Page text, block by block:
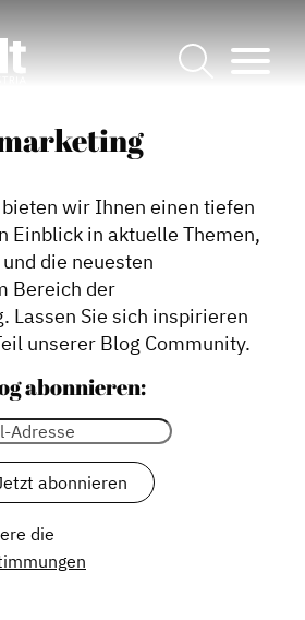
wir Ihnen einen tiefen
Einblick in aktuelle Themen,
die neuesten
Bereich der
Lassen Sie sich inspirieren
unserer Blog Community.
abonnieren:
die